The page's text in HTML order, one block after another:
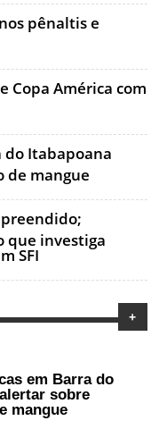
pênaltis e
Copa América com
do Itabapoana
de mangue
que investiga
SFI
+
em Barra do
sobre
mangue